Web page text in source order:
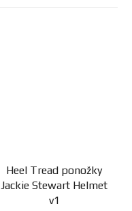
Heel Tread ponožky
Jackie Stewart Helmet
v1